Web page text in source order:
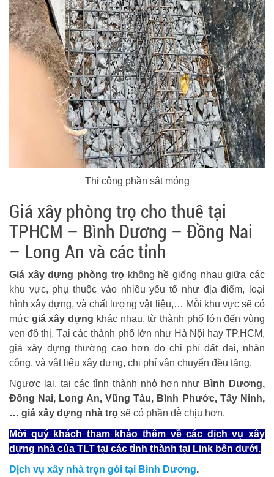
Thi công phần sắt móng
Giá xây phòng trọ cho thuê tại
TPHCM – Bình Dương – Đồng Nai
– Long An và các tỉnh
Giá xây dựng phòng trọkhông hề giống nhau giữa các
khu vực, phụ thuộc vào nhiều yếu tố như địa điểm, loại
hình xây dựng, và chất lượng vật liệu,… Mỗi khu vực sẽ có
mức giá xây dựng khác nhau, từ thành phố lớn đến vùng
ven đô thị. Tại các thành phố lớn như Hà Nội hay TP.HCM,
giá xây dựng thường cao hơn do chi phí đất đai, nhân
công, và vật liệu xây dựng, chi phí vận chuyển đều tăng.
Ngược lại, tại các tỉnh thành nhỏ hơn như Bình Dương,
Đồng Nai, Long An, Vũng Tàu, Bình Phước, Tây Ninh,
… giá xây dựng nhà trọ sẽ có phần dễ chịu hơn.
Mời quý khách tham khảo thêm về các dịch vụ xây
dựng nhà của TLT tại các tỉnh thành tại Link bên dưới.
Dịch vụ xây nhà trọn gói tại Bình Dương.